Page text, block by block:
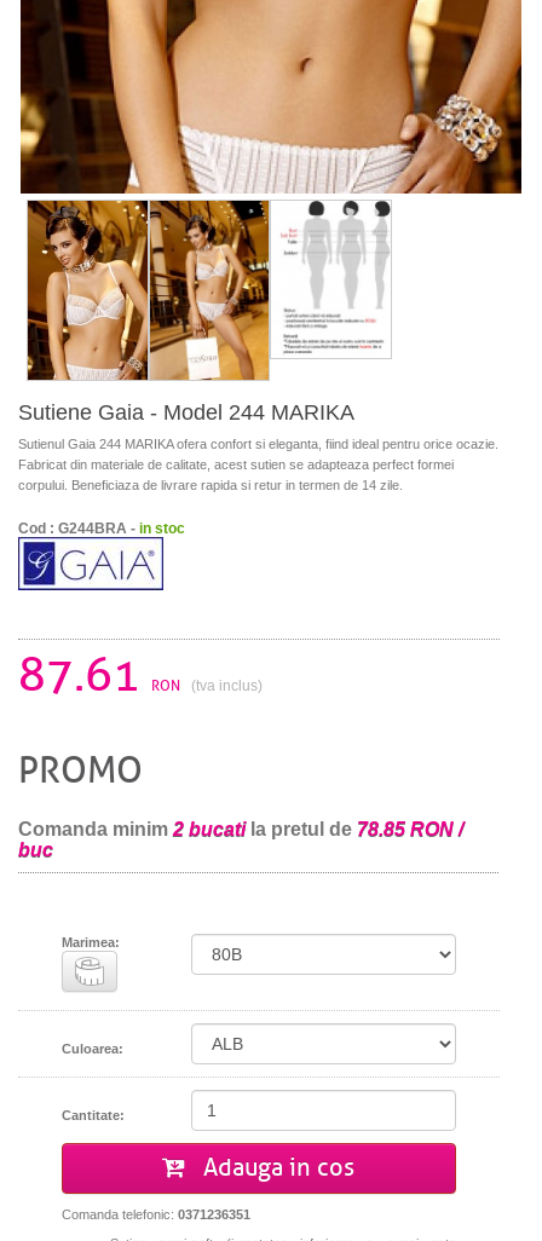
Sutiene Gaia - Model 244 MARIKA
Sutienul Gaia 244 MARIKA ofera confort si eleganta, fiind ideal pentru orice ocazie.
Fabricat din materiale de calitate, acest sutien se adapteaza perfect formei
corpului. Beneficiaza de livrare rapida si retur in termen de 14 zile.
Cod : G244BRA - in stoc
87.61 RON (tva inclus)
PROMO
Comanda minim 2 bucatila pretul de 78.85 RON /
buc
Marimea:
Culoarea:
Cantitate:
Adauga in cos
Comanda telefonic: 0371236351